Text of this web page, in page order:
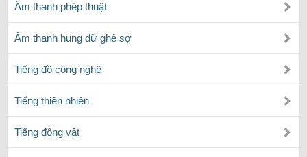
Âm thanh phép thuật
Âm thanh hung dữ ghê sợ
Tiếng đồ công nghệ
Tiếng thiên nhiên
Tiếng động vật